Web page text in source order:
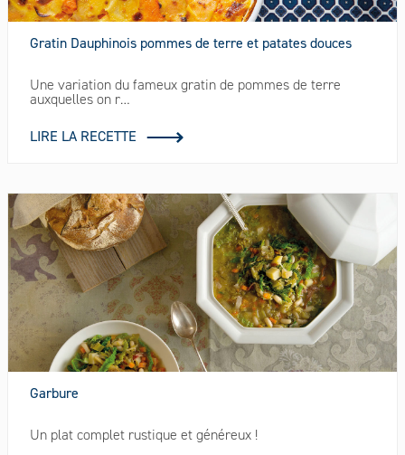
Gratin Dauphinois pommes de terre et patates douces
Une variation du fameux gratin de pommes de terre
auxquelles on r…
LIRE LA RECETTE
Garbure
Un plat complet rustique et généreux !